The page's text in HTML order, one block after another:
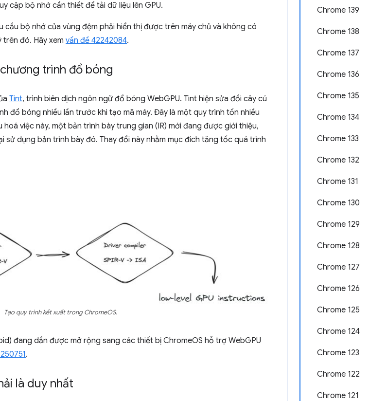
Chrome 139
Chrome 138
Chrome 137
Chrome 136
Chrome 135
Chrome 134
Chrome 133
Chrome 132
Chrome 131
Chrome 130
Chrome 129
Chrome 128
Chrome 127
Chrome 126
Chrome 125
Chrome 124
Chrome 123
Chrome 122
Chrome 121
cập bộ nhớ cần thiết để tải dữ liệu lên GPU.
bộ nhớ của vùng đệm phải hiển thị được trên máy chủ và không có
đó. Hãy xem vấn đề 42242084.
trình đổ bóng
Tint, trình biên dịch ngôn ngữ đổ bóng WebGPU. Tint hiện sửa đổi cây cú
đổ bóng nhiều lần trước khi tạo mã máy. Đây là một quy trình tốn nhiều
việc này, một bản trình bày trung gian (IR) mới đang được giới thiệu,
dụng bản trình bày đó. Thay đổi này nhằm mục đích tăng tốc quá trình
Tạo quy trình kết xuất trong ChromeOS.
đang dần được mở rộng sang các thiết bị ChromeOS hỗ trợ WebGPU
.
là duy nhất